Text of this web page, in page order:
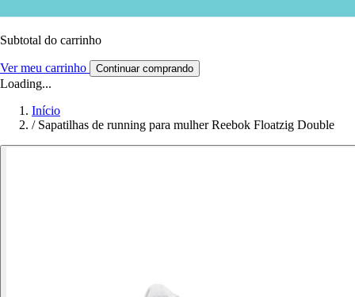
Subtotal do carrinho
Ver meu carrinho Continuar comprando
Loading...
Início
/ Sapatilhas de running para mulher Reebok Floatzig Double